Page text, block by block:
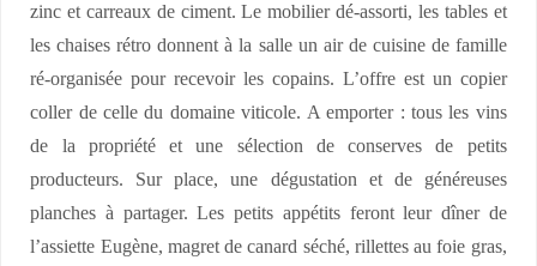
zinc et carreaux de ciment. Le mobilier dé-assorti, les tables et
les chaises rétro donnent à la salle un air de cuisine de famille
ré-organisée pour recevoir les copains. L’offre est un copier
coller de celle du domaine viticole. A emporter : tous les vins
de la propriété et une sélection de conserves de petits
producteurs. Sur place, une dégustation et de généreuses
planches à partager. Les petits appétits feront leur dîner de
l’assiette Eugène, magret de canard séché, rillettes au foie gras,